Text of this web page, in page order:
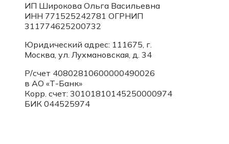
ИП Широкова Ольга Васильевна
ИНН 771525242781 ОГРНИП
311774625200732
Юридический адрес: 111675, г.
Москва, ул. Лухмановская, д. 34
Р/счет 40802810600000490026
в АО «Т-Банк»
Корр. счет: 30101810145250000974
БИК 044525974